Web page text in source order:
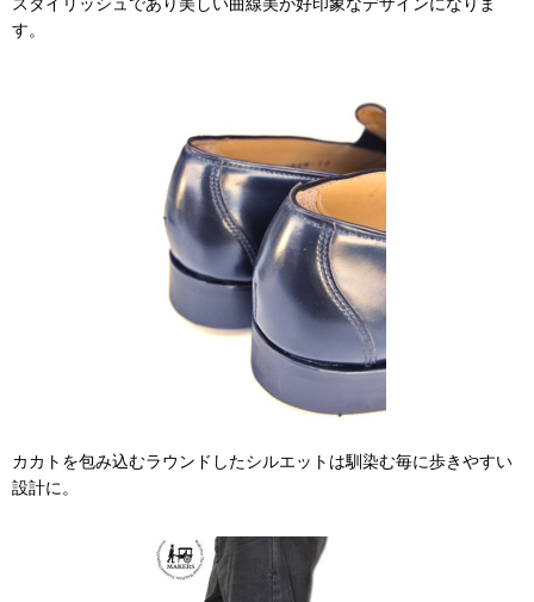
す。
カカトを包み込むラウンドしたシルエットは馴染む毎に歩きやすい
設計に。